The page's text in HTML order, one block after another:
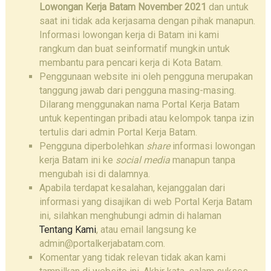
Lowongan Kerja Batam November 2021 dan untuk
saat ini tidak ada kerjasama dengan pihak manapun.
Informasi lowongan kerja di Batam ini kami
rangkum dan buat seinformatif mungkin untuk
membantu para pencari kerja di Kota Batam.
Penggunaan website ini oleh pengguna merupakan
tanggung jawab dari pengguna masing-masing.
Dilarang menggunakan nama Portal Kerja Batam
untuk kepentingan pribadi atau kelompok tanpa izin
tertulis dari admin Portal Kerja Batam.
Pengguna diperbolehkan shareinformasi lowongan
kerja Batam ini ke social mediamanapun tanpa
mengubah isi di dalamnya.
Apabila terdapat kesalahan, kejanggalan dari
informasi yang disajikan di web Portal Kerja Batam
ini, silahkan menghubungi admin di halaman
Tentang Kami, atau email langsung ke
admin@portalkerjabatam.com.
Komentar yang tidak relevan tidak akan kami